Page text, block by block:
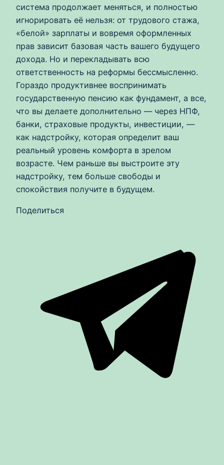
система продолжает меняться, и полностью
игнорировать её нельзя: от трудового стажа,
«белой» зарплаты и вовремя оформленных
прав зависит базовая часть вашего будущего
дохода. Но и перекладывать всю
ответственность на реформы бессмысленно.
Гораздо продуктивнее воспринимать
государственную пенсию как фундамент, а все,
что вы делаете дополнительно — через НПФ,
банки, страховые продукты, инвестиции, —
как надстройку, которая определит ваш
реальный уровень комфорта в зрелом
возрасте. Чем раньше вы выстроите эту
надстройку, тем больше свободы и
спокойствия получите в будущем.
Поделиться